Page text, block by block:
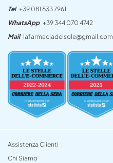
Tel +39 081 833 7961
WhatsApp +39 344 070 4742
Mail lafarmaciadelsole@gmail.com
Assistenza Clienti
Chi Siamo